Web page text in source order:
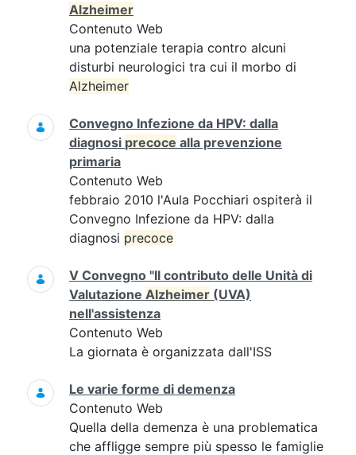
Alzheimer
Contenuto Web
una potenziale terapia contro alcuni
disturbi neurologici tra cui il morbo di
Alzheimer
Convegno Infezione da HPV: dalla
diagnosi precoce alla prevenzione
primaria
Contenuto Web
febbraio 2010 l'Aula Pocchiari ospiterà il
Convegno Infezione da HPV: dalla
diagnosi precoce
V Convegno "Il contributo delle Unità di
Valutazione Alzheimer (UVA)
nell'assistenza
Contenuto Web
La giornata è organizzata dall'ISS
Le varie forme di demenza
Contenuto Web
Quella della demenza è una problematica
che affligge sempre più spesso le famiglie